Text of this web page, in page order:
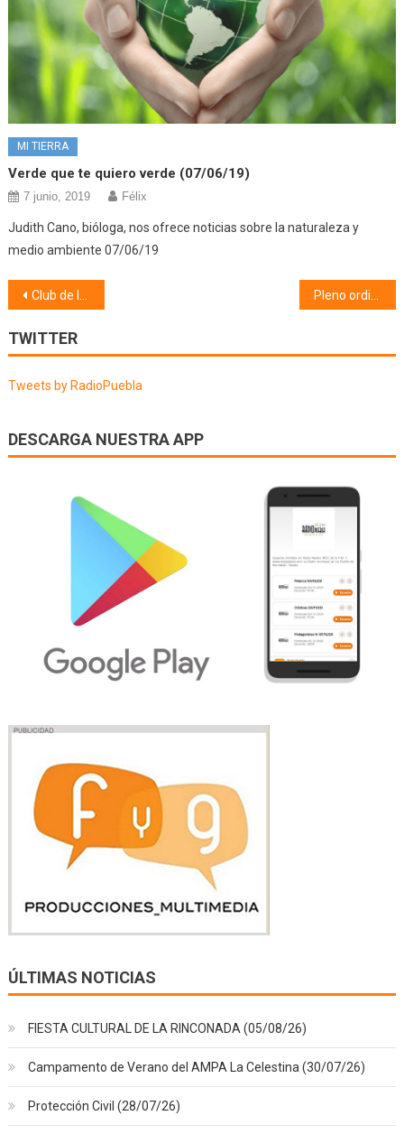
MI TIERRA
Verde que te quiero verde (07/06/19)
7 junio, 2019 Félix
Judith Cano, bióloga, nos ofrece noticias sobre la naturaleza y
medio ambiente 07/06/19
Navegación
de
entradas
Club de lectura Melibea (05/11/19)
TWITTER
Tweets by RadioPuebla
DESCARGA NUESTRA APP
ÚLTIMAS NOTICIAS
FIESTA CULTURAL DE LA RINCONADA (05/08/26)
Campamento de Verano del AMPA La Celestina (30/07/26)
Protección Civil (28/07/26)